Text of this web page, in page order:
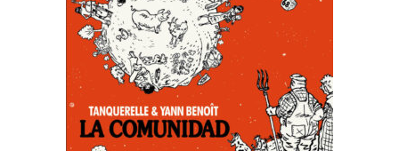
AÑADIR AL CARRITO